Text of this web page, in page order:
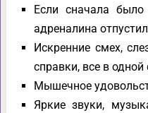
Если сначала
адреналина
Искренние смех,
справки, все в одной
Мышечное
Яркие звуки,